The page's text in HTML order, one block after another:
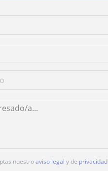
nuestroaviso legal y de privacidad